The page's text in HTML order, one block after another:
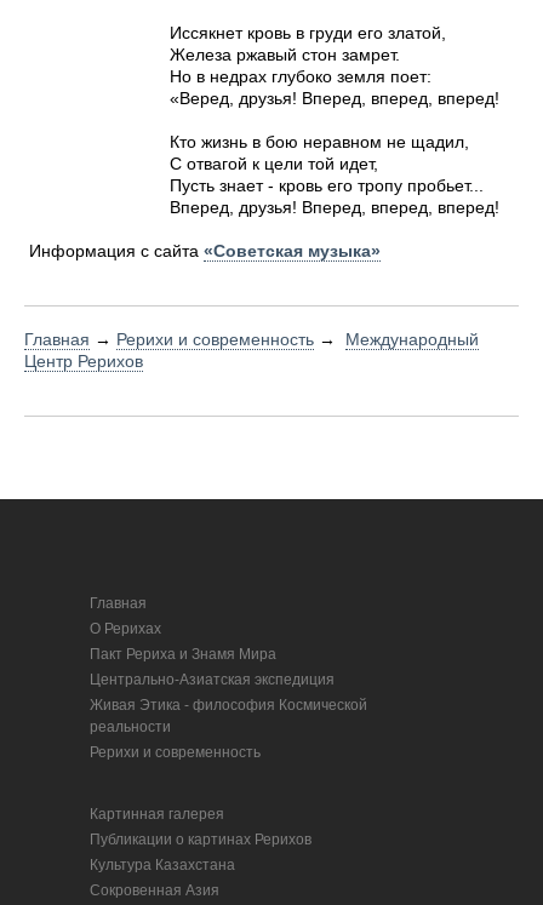
Иссякнет кровь в груди его златой,
Железа ржавый стон замрет.
Но в недрах глубоко земля поет:
«Веред, друзья! Вперед, вперед, вперед!
Кто жизнь в бою неравном не щадил,
С отвагой к цели той идет,
Пусть знает - кровь его тропу пробьет...
Вперед, друзья! Вперед, вперед, вперед!
Информация с сайта «Советская музыка»
Главная → Рерихи и современность → Международный
Центр Рерихов
Главная
О Рерихах
Пакт Рериха и Знамя Мира
Центрально-Азиатская экспедиция
Живая Этика - философия Космической
реальности
Рерихи и современность
Картинная галерея
Публикации о картинах Рерихов
Культура Казахстана
Сокровенная Азия